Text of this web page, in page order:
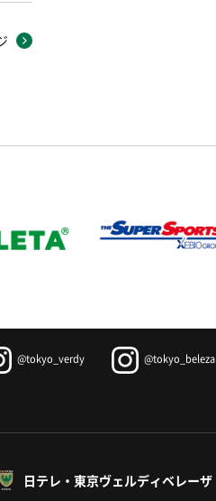
@tokyo_verdy @tokyo_beleza
日テレ・東京ヴェルディベレーザ